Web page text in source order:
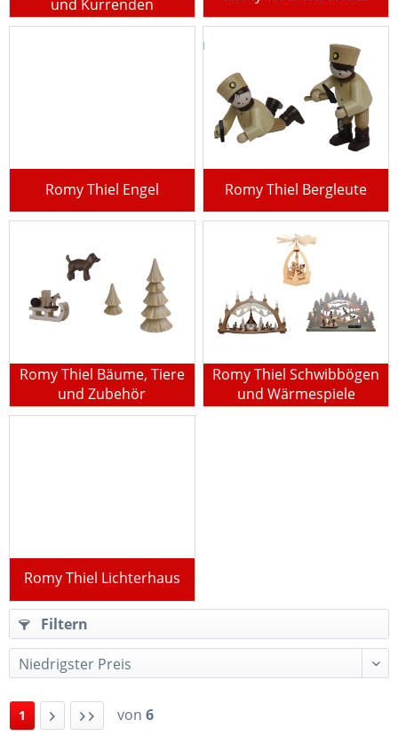
und Kurrenden
Romy Thiel Engel Romy Thiel Bergleute
Romy Thiel Bäume, Tiere
und Zubehör
Romy Thiel Schwibbögen
und Wärmespiele
Romy Thiel Lichterhaus
Filtern
1 von 6